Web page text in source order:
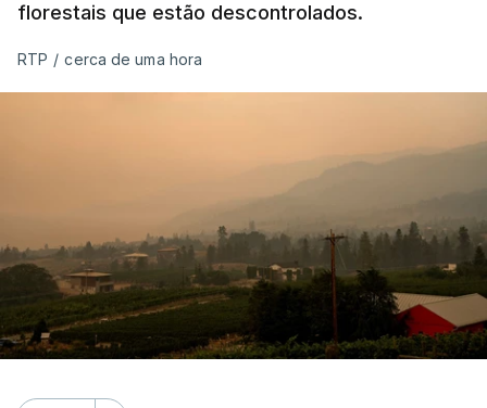
florestais que estão descontrolados.
RTP / cerca de uma hora